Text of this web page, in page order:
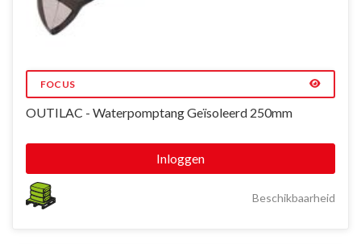
FOCUS
OUTILAC - Waterpomptang Geïsoleerd 250mm
Inloggen
Beschikbaarheid